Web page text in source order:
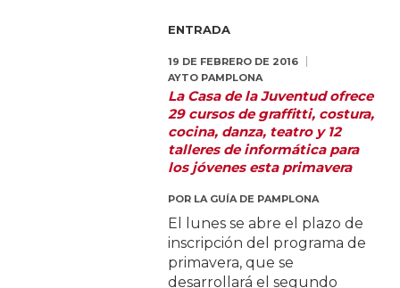
ENTRADA
19 DE FEBRERO DE 2016
AYTO PAMPLONA
La Casa de la Juventud ofrece
29 cursos de graffitti, costura,
cocina, danza, teatro y 12
talleres de informática para
los jóvenes esta primavera
POR LA GUÍA DE PAMPLONA
El lunes se abre el plazo de
inscripción del programa de
primavera, que se
desarrollará el segundo